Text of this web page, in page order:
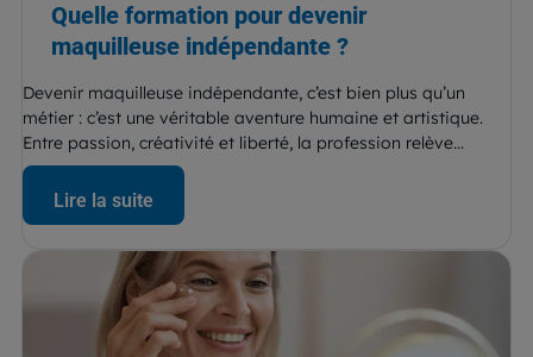
Quelle formation pour devenir
maquilleuse indépendante ?
Devenir maquilleuse indépendante, c’est bien plus qu’un
métier : c’est une véritable aventure humaine et artistique.
Entre passion, créativité et liberté, la profession relève...
Lire la suite